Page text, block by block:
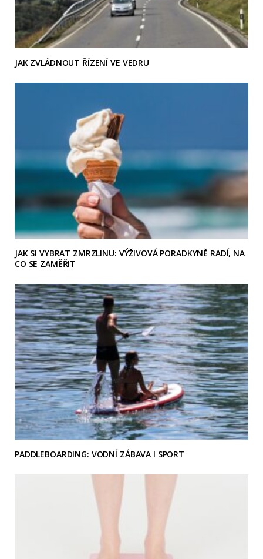
JAK ZVLÁDNOUT ŘÍZENÍ VE VEDRU
JAK SI VYBRAT ZMRZLINU: VÝŽIVOVÁ PORADKYNĚ RADÍ, NA
CO SE ZAMĚŘIT
PADDLEBOARDING: VODNÍ ZÁBAVA I SPORT